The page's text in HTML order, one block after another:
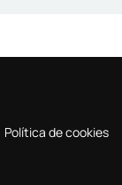
Política de cookies